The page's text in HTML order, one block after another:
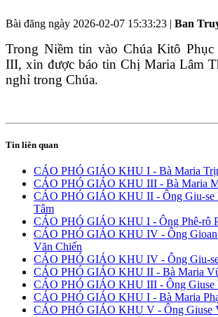
Bài đăng ngày 2026-02-07 15:33:23 | Ban
Trong Niềm tin vào Chúa Kitô
III, xin được báo tin Chị Maria Lâm
nghỉ trong Chúa.
Tin liên quan
CÁO PHÓ GIÁO KHU I - Bà Maria
CÁO PHÓ GIÁO KHU III - Bà Maria
CÁO PHÓ GIÁO KHU II - Ông Giu-se
Tâm
CÁO PHÓ GIÁO KHU I - Ông Phê-rô
CÁO PHÓ GIÁO KHU IV - Ông
Văn Chiến
CÁO PHÓ GIÁO KHU IV - Ông Giu-
CÁO PHÓ GIÁO KHU II - Bà Maria
CÁO PHÓ GIÁO KHU III - Ông Giuse
CÁO PHÓ GIÁO KHU I - Bà Maria
CÁO PHÓ GIÁO KHU V - Ông Giuse